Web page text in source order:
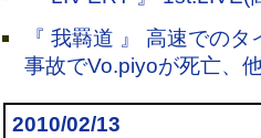
『 我羇道 』 高速での
事故でVo.piyoが死亡、
2010/02/13